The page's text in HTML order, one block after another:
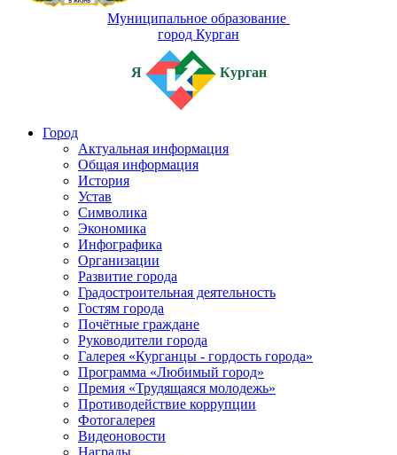
Муниципальное образование
город Курган
Я Курган
Город
Актуальная информация
Общая информация
История
Устав
Символика
Экономика
Инфографика
Организации
Развитие города
Градостроительная деятельность
Гостям города
Почётные граждане
Руководители города
Галерея «Курганцы - гордость города»
Программа «Любимый город»
Премия «Трудящаяся молодежь»
Противодействие коррупции
Фотогалерея
Видеоновости
Награды